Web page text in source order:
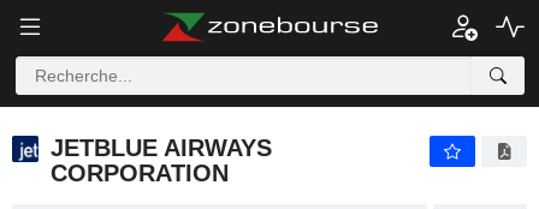
JETBLUE AIRWAYS
CORPORATION